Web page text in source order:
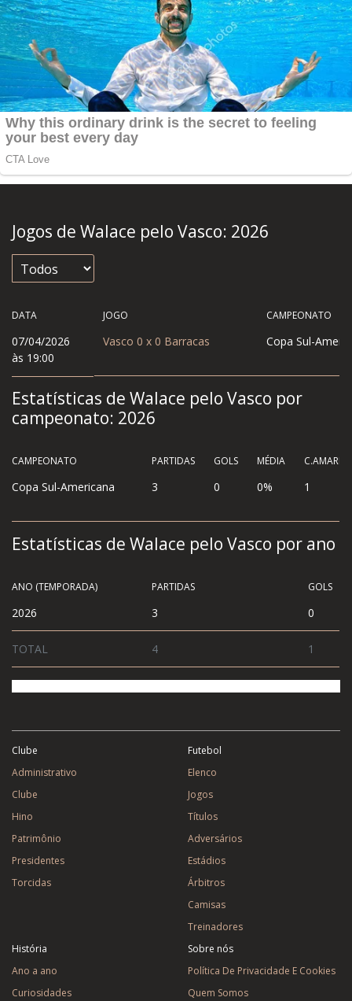
Jogos de Walace pelo Vasco: 2026
DATA
07/04/2026
às 19:00
JOGO CAMPEONATO
Vasco 0 x 0 Barracas Copa Sul-
Estatísticas de Walace pelo Vasco por
campeonato: 2026
CAMPEONATO
Copa Sul-Americana
PARTIDAS GOLS MÉDIA
3 0 0% 1
Estatísticas de Walace pelo Vasco por ano
ANO (TEMPORADA)
2026
TOTAL
PARTIDAS GOLS
3 0
4 1
Clube
Administrativo
Clube
Hino
Patrimônio
Presidentes
Torcidas
Futebol
Elenco
Jogos
Títulos
Adversários
Estádios
Árbitros
Camisas
Treinadores
História
Ano a ano
Curiosidades
Sobre nós
Política De Privacidade E Cookies
Quem Somos